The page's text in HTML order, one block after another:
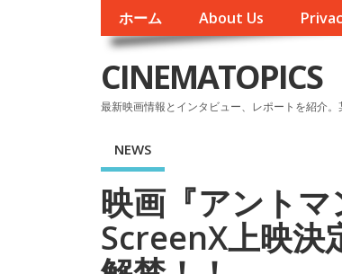
ホーム About Us
CINEMATOPICS
最新映画情報とインタビュー、レポートを紹介
NEWS
映画『アントマ
ScreenX上映決